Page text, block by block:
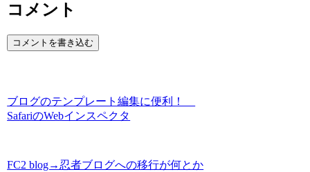
コメント
コメントを書き込む
ブログのテンプレート編集に便利！
SafariのWebインスペクタ
FC2 blog→忍者ブログへの移行が何とか